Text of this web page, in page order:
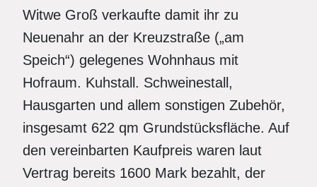
Witwe Groß verkaufte damit ihr zu
Neuenahr an der Kreuzstraße („am
Speich“) gelegenes Wohnhaus mit
Hofraum. Kuhstall. Schweinestall,
Hausgarten und allem sonstigen Zubehör,
insgesamt 622 qm Grundstücksfläche. Auf
den vereinbarten Kaufpreis waren laut
Vertrag bereits 1600 Mark bezahlt, der